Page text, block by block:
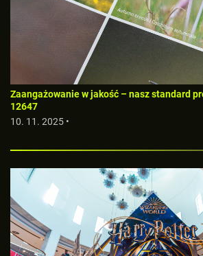
Zaangażowanie w jakość – nasz standard
12647
10. 11. 2025 •